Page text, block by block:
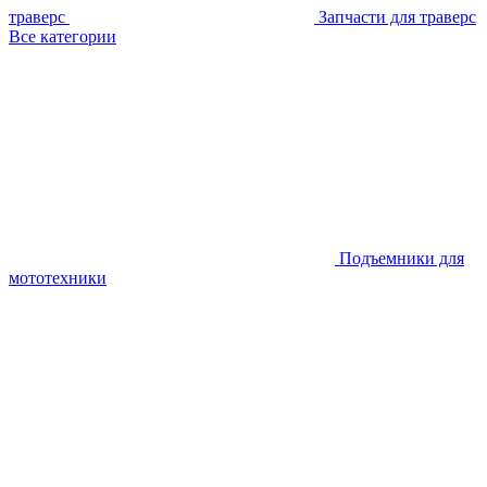
траверс
Запчасти для траверс
Все категории
Подъемники для
мототехники